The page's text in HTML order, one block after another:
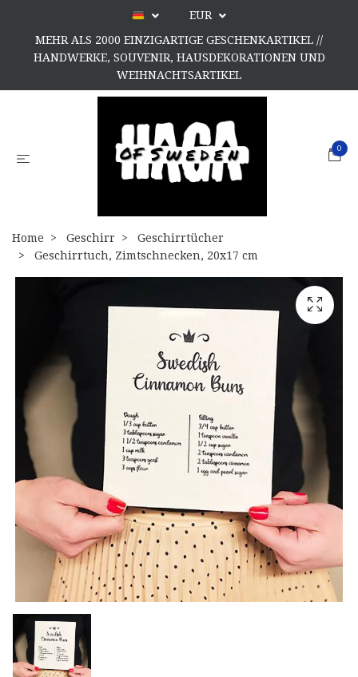
EUR
MEHR ALS 2000 EINZIGARTIGE GESCHENKARTIKEL //
HANDWERKE, SOUVENIR, HAUSDEKORATIONEN UND
WEIHNACHTSARTIKEL
0
Home Geschirr
Geschirrtücher
Geschirrtuch, Zimtschnecken, 20x17 cm